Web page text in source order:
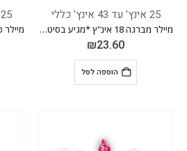
25 אינץ' עד 43 אינץ' כללי
מיילר מברגה 18 אינ"ץ *מגיע בסיטונאות חבילה של 5 יח'*
₪23.60
הוספה לסל
25 אינץ' עד 43 אינץ' כללי